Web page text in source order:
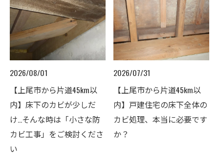
2026/08/01
【上尾市から片道45km以
内】床下のカビが少しだ
け…そんな時は「小さな防
カビ工事」をご検討くださ
い
2026/07/31
【上尾市から片道45km以
内】戸建住宅の床下全体の
カビ処理、本当に必要です
か？